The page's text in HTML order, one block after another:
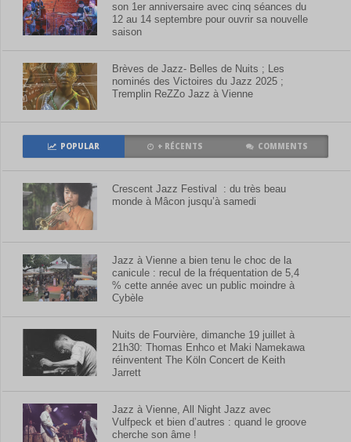
son 1er anniversaire avec cinq séances du
12 au 14 septembre pour ouvrir sa nouvelle
saison
Brèves de Jazz- Belles de Nuits ; Les
nominés des Victoires du Jazz 2025 ;
Tremplin ReZZo Jazz à Vienne
POPULAR + RÉCENTS COMMENTS
Crescent Jazz Festival : du très beau
monde à Mâcon jusqu’à samedi
Jazz à Vienne a bien tenu le choc de la
canicule : recul de la fréquentation de 5,4
% cette année avec un public moindre à
Cybèle
Nuits de Fourvière, dimanche 19 juillet à
21h30: Thomas Enhco et Maki Namekawa
réinventent The Köln Concert de Keith
Jarrett
Jazz à Vienne, All Night Jazz avec
Vulfpeck et bien d’autres : quand le groove
cherche son âme !